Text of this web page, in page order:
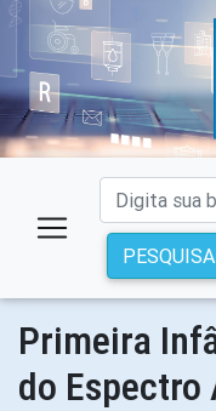
Primeira
do Espectro